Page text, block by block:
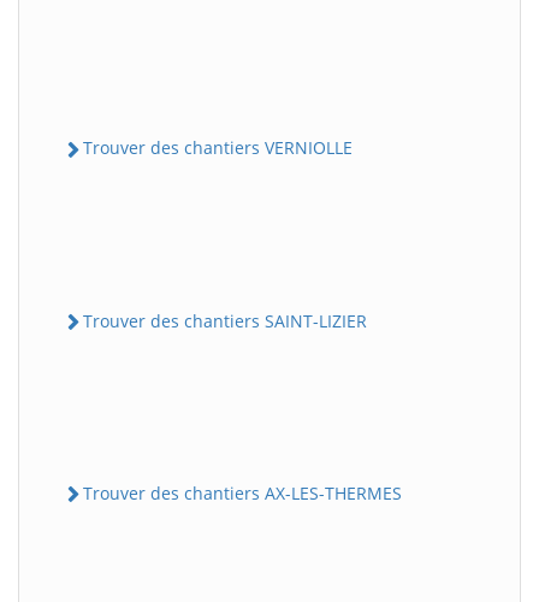
Trouver des chantiers VERNIOLLE
Trouver des chantiers SAINT-LIZIER
Trouver des chantiers AX-LES-THERMES